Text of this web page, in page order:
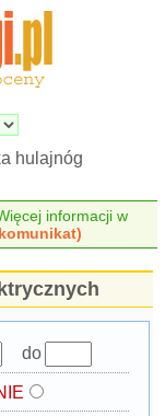
hulajnóg
informacji w
do